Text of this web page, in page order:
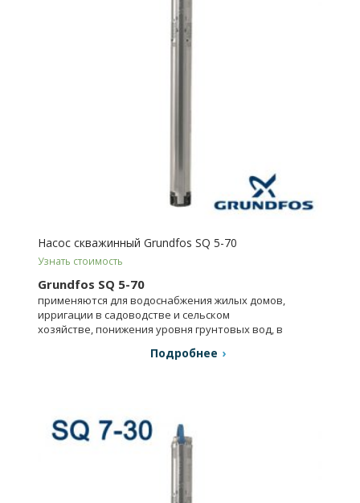
Насос скважинный Grundfos SQ 5-70
Узнать стоимость
Grundfos SQ 5-70
применяются для водоснабжения жилых домов,
ирригации в садоводстве и сельском
хозяйстве, понижения уровня грунтовых вод, в
Подробнее